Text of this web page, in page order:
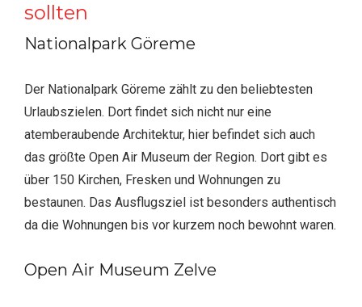
sollten
Nationalpark Göreme
Der Nationalpark Göreme zählt zu den beliebtesten
Urlaubszielen. Dort findet sich nicht nur eine
atemberaubende Architektur, hier befindet sich auch
das größte Open Air Museum der Region. Dort gibt es
über 150 Kirchen, Fresken und Wohnungen zu
bestaunen. Das Ausflugsziel ist besonders authentisch
da die Wohnungen bis vor kurzem noch bewohnt waren.
Open Air Museum Zelve